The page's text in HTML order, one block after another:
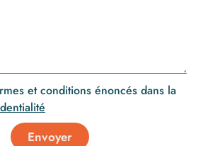
et conditions énoncés dans la
Envoyer